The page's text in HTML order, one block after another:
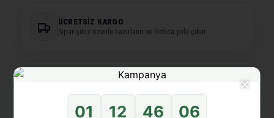
ÜCRETSIZ KARGO
Siparişiniz özenle hazırlanır ve hızlıca yola çıkar.
KOŞULSUZ, ŞARTSIZ İADE GARANTISI
×
01 12 46 06